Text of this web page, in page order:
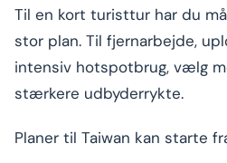
Til en kort turisttur har du
stor plan. Til fjernarbejde,
intensiv hotspotbrug, vælg
stærkere udbyderrykte.
Planer til Taiwan kan starte